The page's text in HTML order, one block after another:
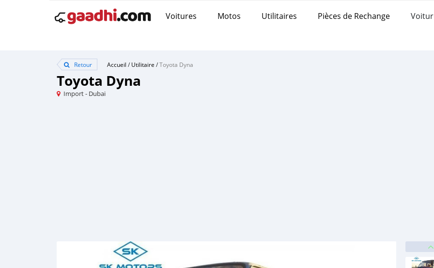
Voitures Motos Utilitaires Pièces de Rechange
Retour Accueil /Utilitaire /Toyota Dyna
Toyota Dyna
Import - Dubai